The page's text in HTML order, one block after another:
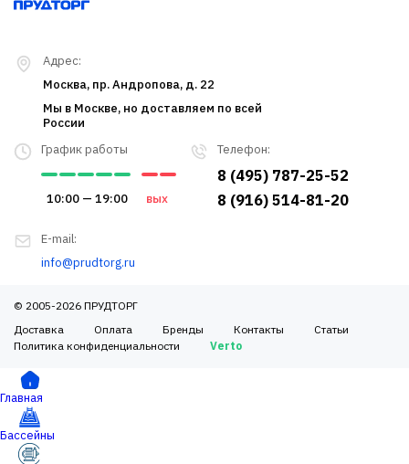
Телефон:
8 (495) 787-25-52
8 (916) 514-81-20
График работы
10:00 — 19:00 вых
E-mail:
info@prudtorg.ru
Адрес:
Москва, пр. Андропова, д. 22
Мы в Москве, но доставляем по всей
России
© 2005-2026 ПРУДТОРГ
Доставка
Оплата Бренды Контакты
Статьи
Политика конфиденциальности
Verto
Главная
Бассейны